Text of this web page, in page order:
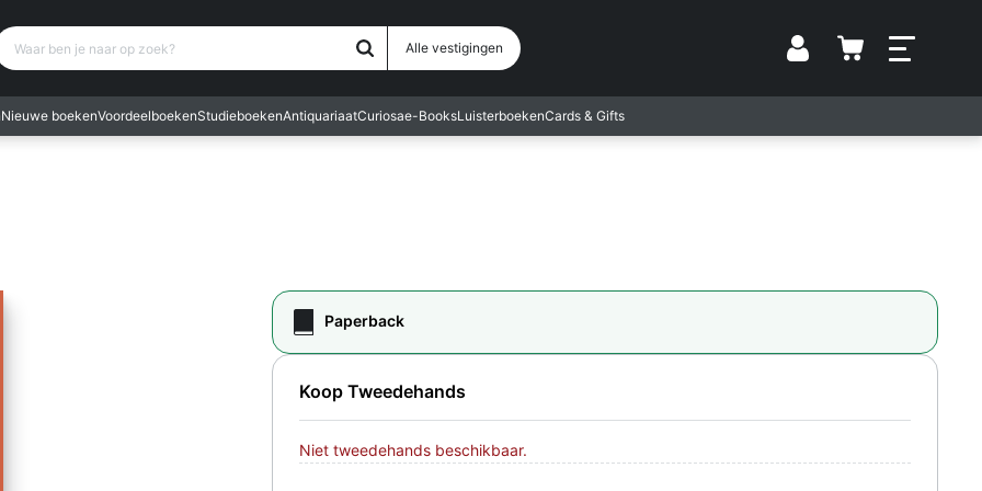
Alle vestigingen Vestiging
ben je naar op zoek?
Nieuwe boekenVoordeelboekenStudieboekenAntiquariaatCuriosae-BooksLuisterboekenCards & Gifts
Paperback
Koop Tweedehands
Niet tweedehands beschikbaar.